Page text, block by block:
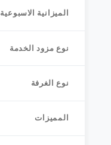
الميزانية الاسبوعية
نوع مزود الخدمة
نوع الغرفة
المميزات